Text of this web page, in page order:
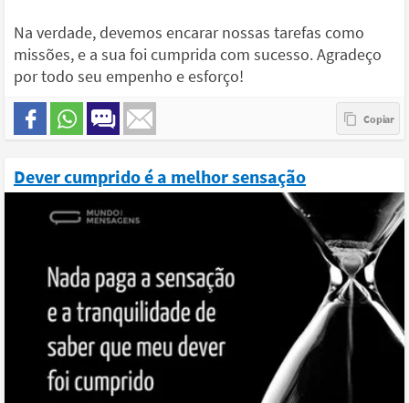
Na verdade, devemos encarar nossas tarefas como
missões, e a sua foi cumprida com sucesso. Agradeço
por todo seu empenho e esforço!
Dever cumprido é a melhor sensação